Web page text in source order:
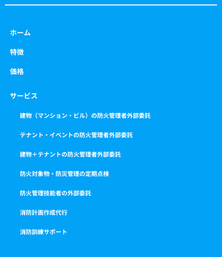
ホーム
特徴
価格
サービス
建物（マンション・ビル）の防火管理者外部委託
テナント・イベントの防火管理者外部委託
建物＋テナントの防火管理者外部委託
防火対象物・防災管理の定期点検
防火管理技能者の外部委託
消防計画作成代行
消防訓練サポート